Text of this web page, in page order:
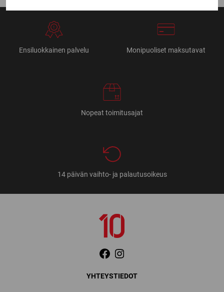
Ensiluokkainen palvelu Monipuoliset maksutavat
Nopeat toimitusajat
14 päivän vaihto- ja palautusoikeus
YHTEYSTIEDOT